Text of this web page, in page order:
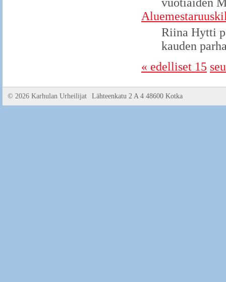
Riina Hytti
kauden
« edelliset 15
© 2026 Karhulan Urheilijat Lähteenkatu 2 A 4 48600 Kotka